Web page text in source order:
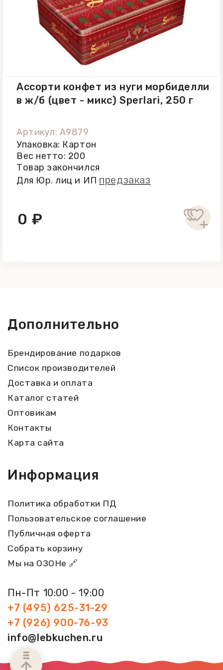
Ассорти конфет из нуги морбиделли
в ж/б (цвет - микс) Sperlari, 250 г
Артикул: A9879
Упаковка: Картон
Вес нетто: 200
Товар закончился
Для Юр. лиц и ИП предзаказ
0 ₽
Дополнительно
Брендирование подарков
Список производителей
Доставка и оплата
Каталог статей
Оптовикам
Контакты
Карта сайта
Информация
Политика обработки ПД
Пользовательское соглашение
Публичная оферта
Собрать корзину
Мы на ОЗОНе 🔗
Пн-Пт 10:00 - 19:00
+7 (495) 625-31-29
+7 (926) 900-76-93
info@lebkuchen.ru